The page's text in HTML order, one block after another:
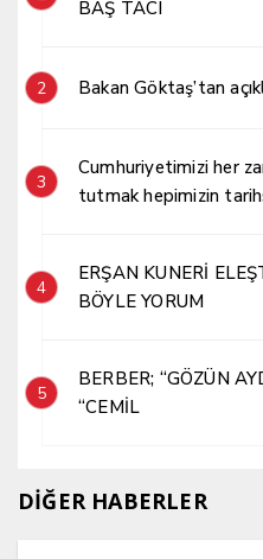
BAŞ TACI
2 Bakan Göktaş’tan
3
Cumhuriyetimizi her
tutmak hepimizin
4
ERŞAN KUNERİ
BÖYLE YORUM
5
BERBER; “GÖZÜN AYDIN ESTETİKÇİ
“CEMİL
DİĞER HABERLER